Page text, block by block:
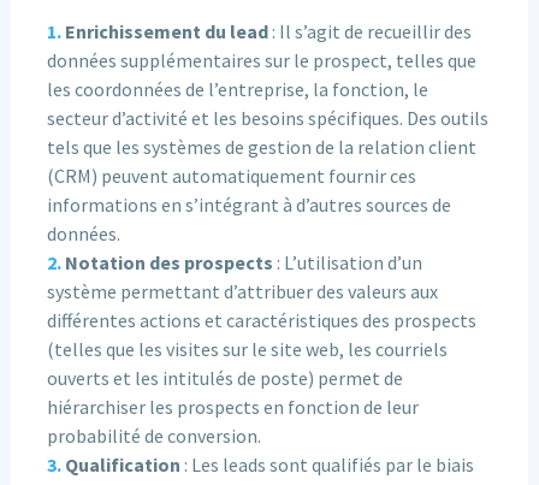
Enrichissement du lead: Il s’agit de recueillir des
données supplémentaires sur le prospect, telles que
les coordonnées de l’entreprise, la fonction, le
secteur d’activité et les besoins spécifiques. Des outils
tels que les systèmes de gestion de la relation client
(CRM) peuvent automatiquement fournir ces
informations en s’intégrant à d’autres sources de
données.
Notation des prospects : L’utilisation d’un
système permettant d’attribuer des valeurs aux
différentes actions et caractéristiques des prospects
(telles que les visites sur le site web, les courriels
ouverts et les intitulés de poste) permet de
hiérarchiser les prospects en fonction de leur
probabilité de conversion.
Qualification : Les leads sont qualifiés par le biais